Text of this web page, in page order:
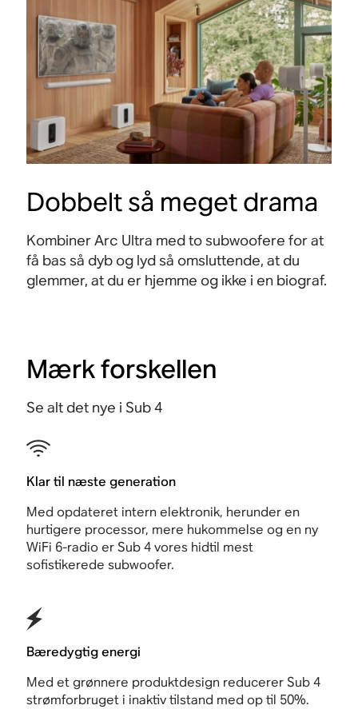
Dobbelt så meget drama
Kombiner Arc Ultra med to subwoofere for at
få bas så dyb og lyd så omsluttende, at du
glemmer, at du er hjemme og ikke i en biograf.
Mærk forskellen
Se alt det nye i Sub 4
Klar til næste generation
Med opdateret intern elektronik, herunder en
hurtigere processor, mere hukommelse og en ny
WiFi 6-radio er Sub 4 vores hidtil mest
sofistikerede subwoofer.
Bæredygtig energi
Med et grønnere produktdesign reducerer Sub 4
strømforbruget i inaktiv tilstand med op til 50%.